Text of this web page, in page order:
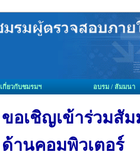
เกี่ยวกับชมรมฯ อบรม / สัมมนา
ขอเชิญเข้าร่วมสั
ด้านคอมพิวเตอร์